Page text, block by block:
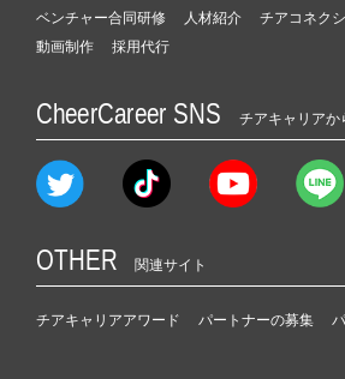
ベンチャー合同研修
人材紹介 チアコネク
動画制作
採用代行
CheerCareer SNS チアキャリアか
OTHER 関連サイト
チアキャリアアワード パートナーの募集